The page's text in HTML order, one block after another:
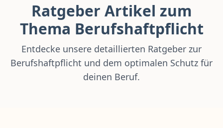
Ratgeber Artikel zum
Thema Berufshaftpflicht
Entdecke unsere detaillierten Ratgeber zur
Berufshaftpflicht und dem optimalen Schutz für
deinen Beruf.